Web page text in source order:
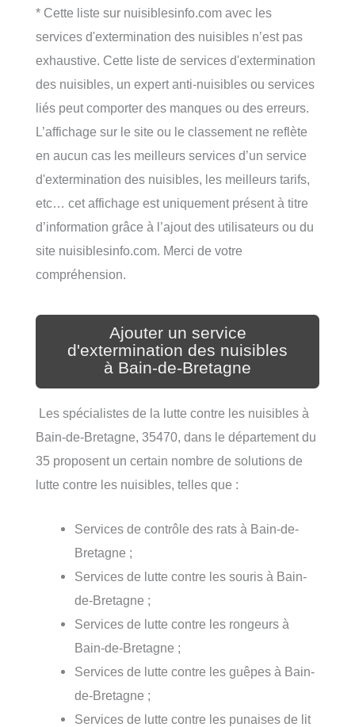
* Cette liste sur nuisiblesinfo.com avec les
services d'extermination des nuisibles n’est pas
exhaustive. Cette liste de services d'extermination
des nuisibles, un expert anti-nuisibles ou services
liés peut comporter des manques ou des erreurs.
L’affichage sur le site ou le classement ne reflète
en aucun cas les meilleurs services d’un service
d'extermination des nuisibles, les meilleurs tarifs,
etc… cet affichage est uniquement présent à titre
d’information grâce à l’ajout des utilisateurs ou du
site nuisiblesinfo.com. Merci de votre
compréhension.
Ajouter un service
d'extermination des nuisibles
à Bain-de-Bretagne
Les spécialistes de la lutte contre les nuisibles à
Bain-de-Bretagne, 35470, dans le département du
35 proposent un certain nombre de solutions de
lutte contre les nuisibles, telles que :
Services de contrôle des rats à Bain-de-
Bretagne ;
Services de lutte contre les souris à Bain-
de-Bretagne ;
Services de lutte contre les rongeurs à
Bain-de-Bretagne ;
Services de lutte contre les guêpes à Bain-
de-Bretagne ;
Services de lutte contre les punaises de lit